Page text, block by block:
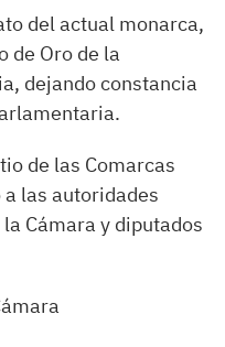
del actual monarca,
de Oro de la
dejando constancia
de las Comarcas
las autoridades
Cámara y diputados